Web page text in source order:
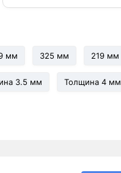
мм 325 мм 219 мм
3.5 мм Толщина 4 мм